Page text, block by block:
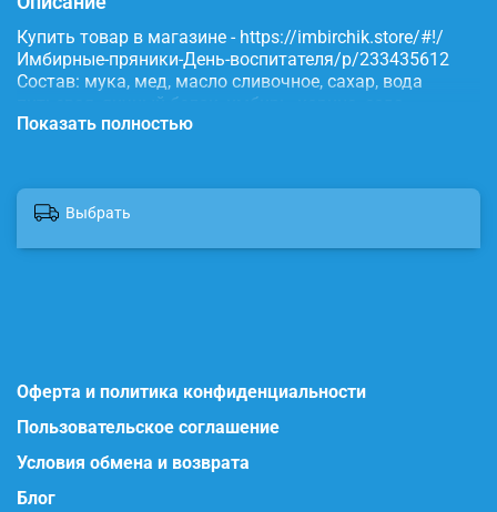
Купить товар в магазине - https://imbirchik.store/#!/
Имбирные-пряники-День-воспитателя/p/233435612
Состав: мука, мед, масло сливочное, сахар, вода
питьевая, яичный белок, имбирь, корица, сода,
пищевые красители.
Показать полностью
Выбрать
Оферта и политика конфиденциальности
Пользовательское соглашение
Условия обмена и возврата
Блог